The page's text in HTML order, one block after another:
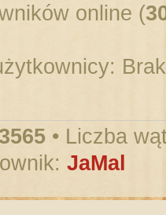
online (
• Liczba
JaMal